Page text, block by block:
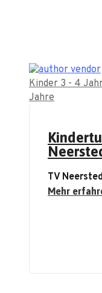
Kinder 3 - 4
Jahre
TV
Mehr